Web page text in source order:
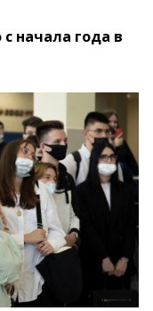
начала года в